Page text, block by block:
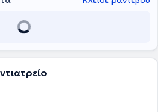
σε συνδυασμό με το χαμηλό κόστος,
περιβάλλον.